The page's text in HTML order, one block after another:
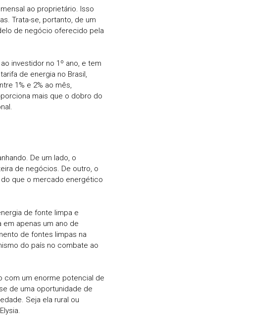
ao proprietário. Isso
Trata-se, portanto, de um
de negócio oferecido pela
ao investidor no 1º ano, e tem
de energia no Brasil,
1% e 2% ao mês,
mais que o dobro do
De um lado, o
de negócios. De outro, o
que o mercado energético
de fonte limpa e
em apenas um ano de
de fontes limpas na
do país no combate ao
com um enorme potencial de
de uma oportunidade de
Seja ela rural ou